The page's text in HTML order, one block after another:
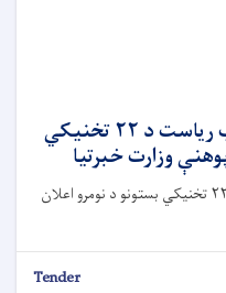
د پوهنې وزارت د ښوونیز نصاب ریاست د ۲۲ تخنیکي
وزارت خبرتیا
د پوهنې وزارت د ښوونیز نصاب ریاست د ۲۲ تخنیکي بستونو د نومرو اعلان
Tender